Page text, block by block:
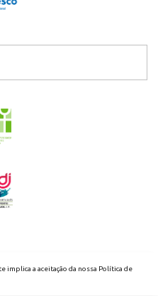
implica a aceitação da nossa Política de